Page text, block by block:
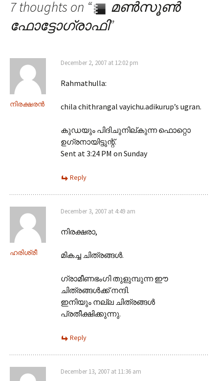
7 thoughts on “
മണ്‍സൂണ്‍
ഫോട്ടോഗ്രാഫി”
നിരക്ഷരന്‍
December 2, 2007 at 12:02 pm
Rahmathulla:
chila chithrangal vayichu.adikurup’s ugran.
കുഡയും പിദിചുനില്കുന്ന ഫൊറ്റൊ
ഉഗ്രനായിട്ടുന്റ്.
Sent at 3:24 PM on Sunday
Reply
ഹരിശ്രീ
December 3, 2007 at 4:49 am
നിരക്ഷരാ‍,
മികച്ച ചിത്രങ്ങള്‍.
ഗ്രാമീണഭംഗി തുളുമ്പുന്ന ഈ
ചിത്രങ്ങള്‍ക്ക് നന്ദി.
ഇനിയും നല്ല ചിത്രങ്ങള്‍
പ്രതീക്ഷിക്കുന്നു.
Reply
December 13, 2007 at 11:36 am